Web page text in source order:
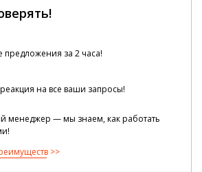
предложения за 2 часа!
на все ваши запросы!
менеджер — мы знаем, как работать